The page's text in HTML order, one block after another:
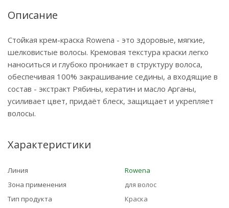
Описание
Стойкая крем-краска Rowena - это здоровые, мягкие,
шелковистые волосы. Кремовая текстура краски легко
наноситься и глубоко проникает в структуру волоса,
обеспечивая 100% закрашивание седины, а входящие в
состав - экстракт Рябины, кератин и масло Арганы,
усиливает цвет, придаёт блеск, защищает и укрепляет
волосы.
Характеристики
Линия
Rowena
Зона применения
для волос
Тип продукта
Краска